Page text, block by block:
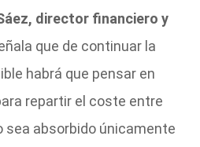
director financiero y
que de continuar la
habrá que pensar en
repartir el coste entre
sea absorbido únicamente